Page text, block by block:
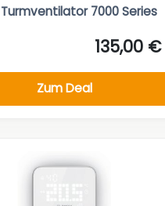
7000 Series
135,00 €
Zum Deal